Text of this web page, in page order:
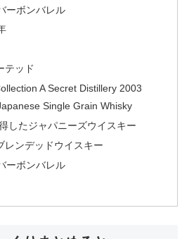
ーボンバレル
テッド
A Secret Distillery 2003
Single Grain Whisky
したジャパニーズウイスキー
レンデッドウイスキー
ーボンバレル